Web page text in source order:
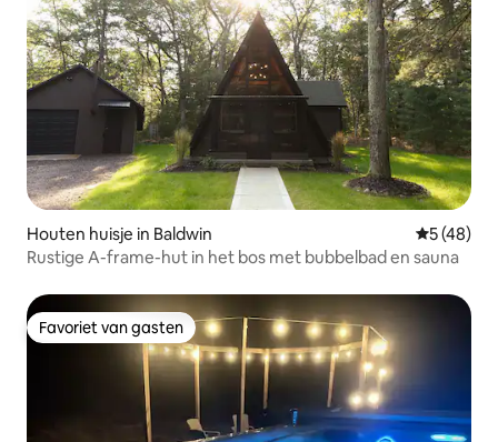
Houten huisje in Baldwin
5 (48)
Rustige A-frame-hut in het bos met bubbelbad en sauna
Favoriet van gasten
Favoriet van gasten